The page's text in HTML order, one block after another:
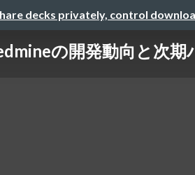
decks privately, control
の開発動向と次期